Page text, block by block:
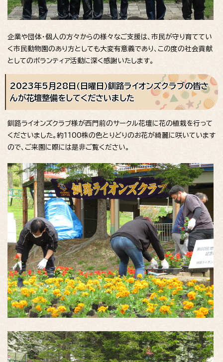
企業や団体・個人の方々からの様々なご支援は、市民が守り育ててい
く市民動物園のあり方としても大変有意義であり、この度の社会貢献
としてのボランティア活動に深く感謝いたします。
2023年5月28日（日曜日）釧路ライオンズクラブの皆さ
んが花壇整備をしてくださいました
釧路ライオンズクラブ様が西門前のサークル花壇に花の植栽を行って
くださいました。約1100株の色とりどりのお花が綺麗に咲いています
ので、ご来園に際には是非ご覧ください。